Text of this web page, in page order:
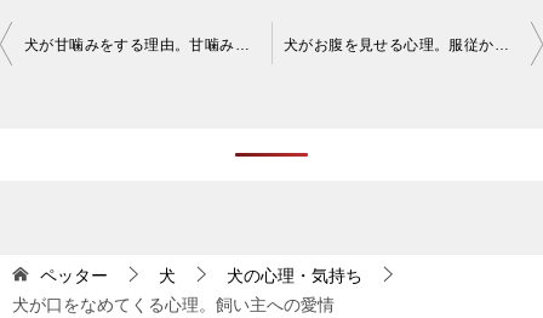
投
シ
ョ
犬が甘噛みをする理由。甘噛みの心理を知ろう 犬がお腹を見せる心理。服従から信頼までへそ天をする理由を知ろう
ペッター 犬
犬の心理・気持ち
犬が口をなめてくる心理。飼い主への愛情